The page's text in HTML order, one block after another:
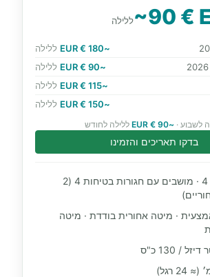
~90 €ללילה
~180 € EUR
ללילה
~90 € EUR
ללילה
~115 € EUR
ללילה
~150 € EUR ללילה
לשבוע · ~90 € EUR ללילה לחודש
בדקו תאריכים והזמינו
מקומות שינה 4 · מושבים עם חגורות בטיחות 4 (2
· מיטה אחורית בודדת · מיטה